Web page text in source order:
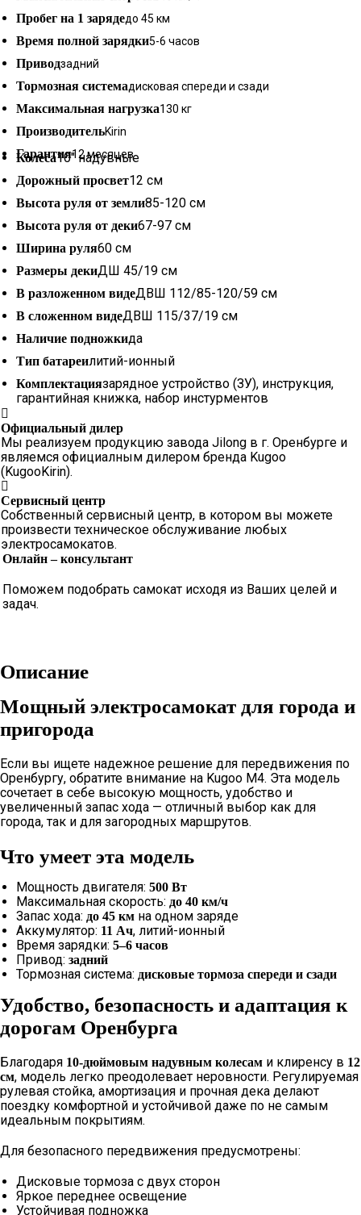
Пробег на 1 зарядедо 45 км
Время полной зарядки5-6 часов
Приводзадний
Тормозная системадисковая спереди и сзади
Максимальная нагрузка130 кг
ПроизводительKirin
Гарантия12 месяцев
Колеса10" надувные
Дорожный просвет12 см
Высота руля от земли85-120 см
Высота руля от деки67-97 см
Ширина руля60 см
Размеры декиДШ 45/19 см
В разложенном видеДВШ 112/85-120/59 см
В сложенном видеДВШ 115/37/19 см
Наличие подножкида
Тип батареилитий-ионный
Комплектациязарядное устройство (ЗУ), инструкция,
гарантийная книжка, набор инстурментов
Официальный дилер
Мы реализуем продукцию завода Jilong в г. Оренбурге и
являемся официалным дилером бренда Kugoo
(KugooKirin).
Сервисный центр
Собственный сервисный центр, в котором вы можете
произвести техническое обслуживание любых
электросамокатов.
Онлайн – консультант
Поможем подобрать самокат исходя из Ваших целей и
задач.
Описание
Мощный электросамокат для города и
пригорода
Если вы ищете надежное решение для передвижения по
Оренбургу, обратите внимание на Kugoo M4. Эта модель
сочетает в себе высокую мощность, удобство и
увеличенный запас хода — отличный выбор как для
города, так и для загородных маршрутов.
Что умеет эта модель
Мощность двигателя: 500 Вт
Максимальная скорость: до 40 км/ч
Запас хода: до 45 км на одном заряде
Аккумулятор: 11 Ач, литий-ионный
Время зарядки: 5–6 часов
Привод: задний
Тормозная система: дисковые тормоза спереди и сзади
Удобство, безопасность и адаптация к
дорогам Оренбурга
Благодаря 10-дюймовым надувным колесам и клиренсу в 12
см, модель легко преодолевает неровности. Регулируемая
рулевая стойка, амортизация и прочная дека делают
поездку комфортной и устойчивой даже по не самым
идеальным покрытиям.
Для безопасного передвижения предусмотрены:
Дисковые тормоза с двух сторон
Яркое переднее освещение
Устойчивая подножка